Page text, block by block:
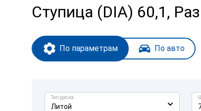
Ступица (DIA) 60,1,
По параметрам По авто
Тип диска
Литой